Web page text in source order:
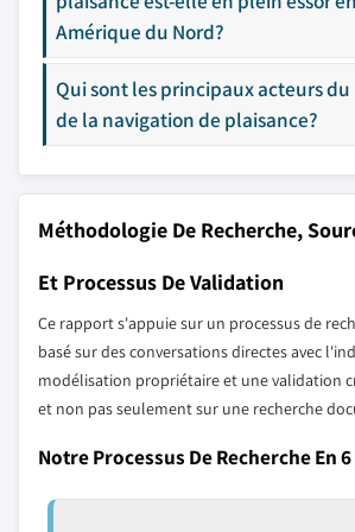
Amérique du Nord?
Qui sont les principaux acteurs du
de la navigation de plaisance?
Méthodologie De Recherche,
Et Processus De Validation
Ce rapport s'appuie sur un processus de
basé sur des conversations directes avec
modélisation propriétaire et une validation
et non pas seulement sur une recherche
Notre Processus De Recherche En